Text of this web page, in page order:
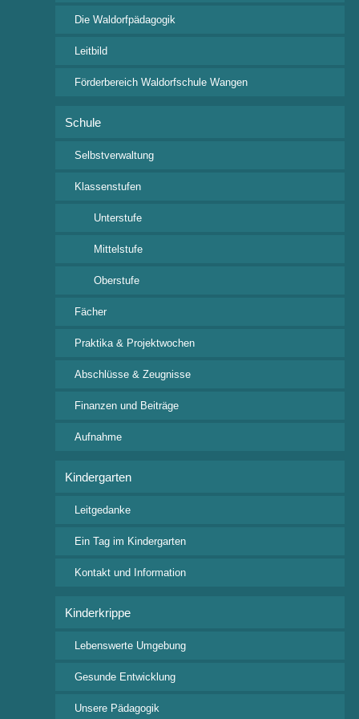
Die Waldorfpädagogik
Leitbild
Förderbereich Waldorfschule Wangen
Schule
Selbstverwaltung
Klassenstufen
Unterstufe
Mittelstufe
Oberstufe
Fächer
Praktika & Projektwochen
Abschlüsse & Zeugnisse
Finanzen und Beiträge
Aufnahme
Kindergarten
Leitgedanke
Ein Tag im Kindergarten
Kontakt und Information
Kinderkrippe
Lebenswerte Umgebung
Gesunde Entwicklung
Unsere Pädagogik
i-NET-Menue
Veranstaltungsübersicht
Freie Waldorfschule Wangen e.V.
88239 Wangen im Allgäu
Tel: +49 7522 9318 0
posteingang@waldorfschule-wangen.de
Wichtige Downloads
Aufnahmeanfrage
Beitragsordnung
Interessante Links
Freunde der Erziehungskunst Rudolf Steiners